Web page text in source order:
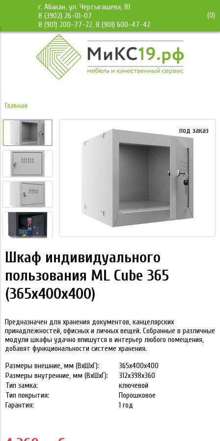
г. Абакан, ул. Чертыгашева, 81
8 (3902) 26-01-07
8 (901) 200-77-22, 8 (901) 600-47-42
(0)
Главная
под заказ
Шкаф индивидуального
пользования ML Cube 365
(365x400x400)
Предназначен для хранения документов, канцелярских
принадлежностей, офисных и личных вещей. Собранные в различные
модули шкафы удачно впишутся в интерьер любого помещения,
добавят функциональности системе хранения.
Размеры внешние, мм (ВхШхГ):
365x400x400
Размеры внутренние, мм (ВхШхГ):
312x398x360
Тип замка:
ключевой
Тип покрытия:
Порошковое
Гарантия:
1 год